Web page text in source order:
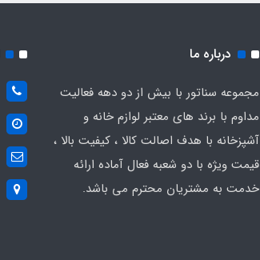
درباره ما
مجموعه سناتور با بیش از دو دهه فعالیت
مداوم با برند های معتبر لوازم خانه و
آشپزخانه با هدف اصالت کالا ، کیفیت بالا ،
قیمت ویژه با دو شعبه فعال آماده ارائه
خدمت به مشتریان محترم می باشد.